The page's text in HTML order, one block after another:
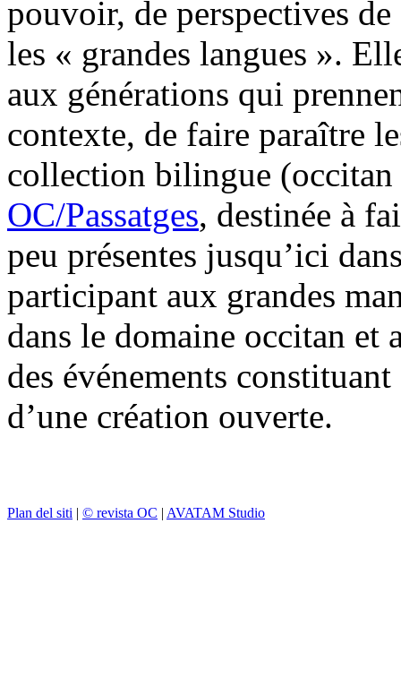
pouvoir, de perspectives
les « grandes langues ».
aux générations qui
contexte, de faire paraître
collection bilingue (occitan
OC/Passatges, destinée à
peu présentes jusqu’ici
participant aux grandes
dans le domaine occitan et
des événements
d’une création ouverte.
Plan del siti | © revista OC | AVATAM Studio